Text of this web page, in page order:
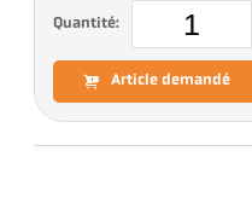
Quantité:
Article demandé